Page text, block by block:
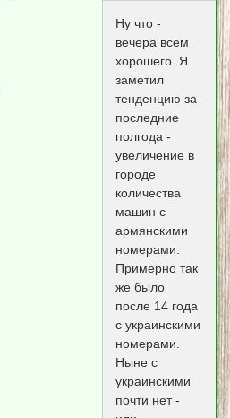
Ну что -
вечера всем
хорошего. Я
заметил
тенденцию за
последние
полгода -
увеличение в
городе
количества
машин с
армянскими
номерами.
Примерно так
же было
после 14 года
с украинскими
номерами.
Ныне с
украинскими
почти нет -